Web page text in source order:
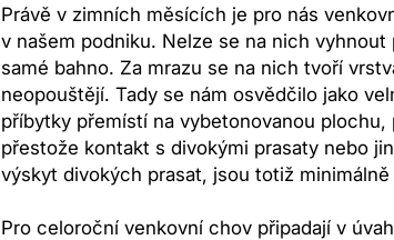
Právě v zimních měsících je pro nás
v našem podniku. Nelze se na nich
samé bahno. Za mrazu se na nich tvoří
neopouštějí. Tady se nám osvědčilo jako
příbytky přemístí na vybetonovanou
přestože kontakt s divokými prasaty nebo
výskyt divokých prasat, jsou totiž
Pro celoroční venkovní chov připadají v